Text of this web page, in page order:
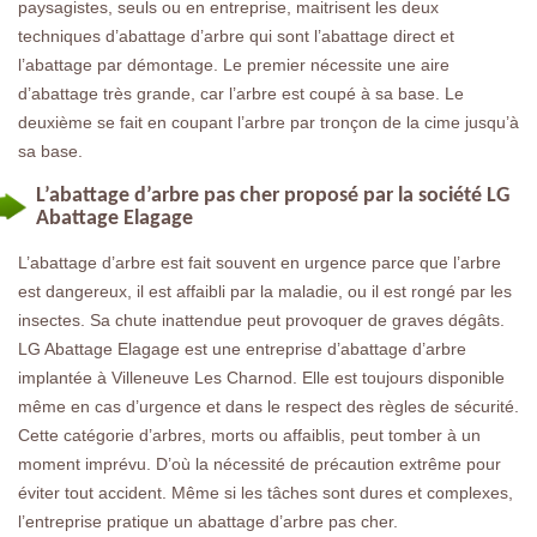
paysagistes, seuls ou en entreprise, maitrisent les deux
techniques d’abattage d’arbre qui sont l’abattage direct et
l’abattage par démontage. Le premier nécessite une aire
d’abattage très grande, car l’arbre est coupé à sa base. Le
deuxième se fait en coupant l’arbre par tronçon de la cime jusqu’à
sa base.
L’abattage d’arbre pas cher proposé par la société LG
Abattage Elagage
L’abattage d’arbre est fait souvent en urgence parce que l’arbre
est dangereux, il est affaibli par la maladie, ou il est rongé par les
insectes. Sa chute inattendue peut provoquer de graves dégâts.
LG Abattage Elagage est une entreprise d’abattage d’arbre
implantée à Villeneuve Les Charnod. Elle est toujours disponible
même en cas d’urgence et dans le respect des règles de sécurité.
Cette catégorie d’arbres, morts ou affaiblis, peut tomber à un
moment imprévu. D’où la nécessité de précaution extrême pour
éviter tout accident. Même si les tâches sont dures et complexes,
l’entreprise pratique un abattage d’arbre pas cher.